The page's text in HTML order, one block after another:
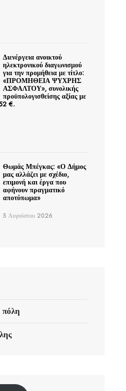
Διενέργεια ανοικτού
ηλεκτρονικού διαγωνισμού
για την προμήθεια με τίτλο:
«ΠΡΟΜΗΘΕΙΑ ΨΥΧΡΗΣ
ΑΣΦΑΛΤΟΥ», συνολικής
προϋπολογισθείσης αξίας με
€.
Θωμάς Μπέγκας: «Ο Δήμος
μας αλλάζει με σχέδιο,
επιμονή και έργα που
αφήνουν πραγματικό
αποτύπωμα»
5 Αυγούστου 2026
πόλη